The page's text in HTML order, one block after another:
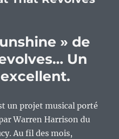
» de
Un
un projet musical porté
Warren Harrison du
Au fil des mois,